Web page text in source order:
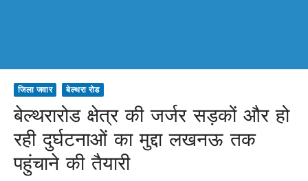
जिला जवार बेल्थरा रोड
बेल्थरारोड क्षेत्र की जर्जर सड़कों और हो
रही दुर्घटनाओं का मुद्दा लखनऊ तक
पहुंचाने की तैयारी